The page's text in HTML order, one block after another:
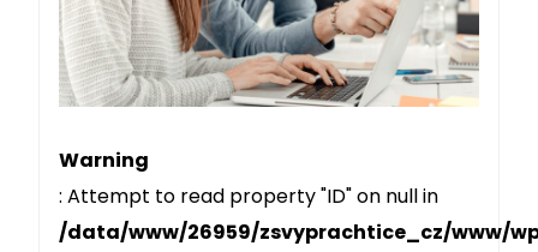
Warning
: Attempt to read property "ID" on null in
/data/www/26959/zsvyprachtice_cz/www/